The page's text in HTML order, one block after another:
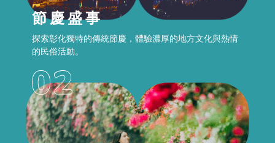
節慶盛事
探索彰化獨特的傳統節慶，體驗濃厚的地方文化與熱情
的民俗活動。